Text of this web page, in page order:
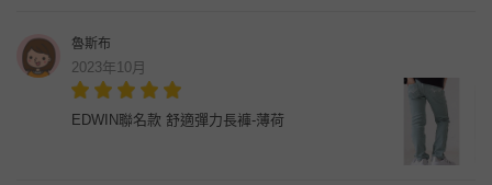
魯斯布
2023年10月
EDWIN聯名款 舒適彈力長褲-薄荷